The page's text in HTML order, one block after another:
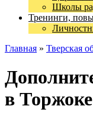
Школы
Тренинги,
Главная » Тверская
в Торжоке